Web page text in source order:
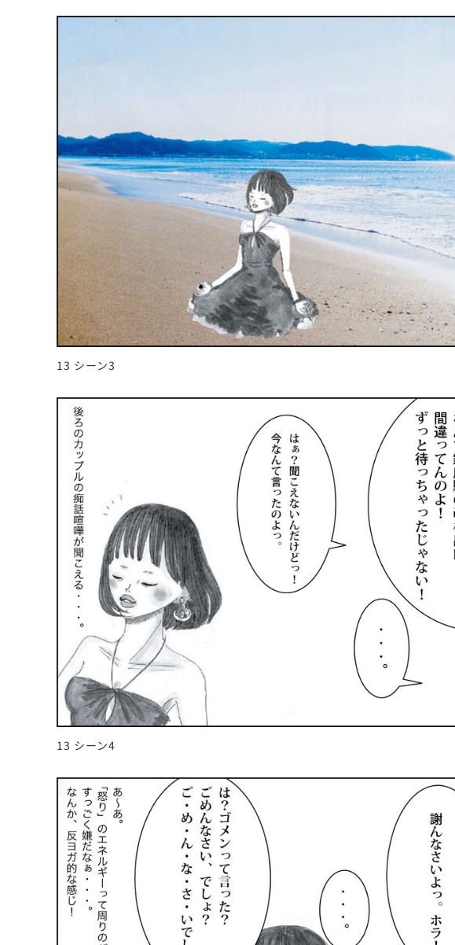
13 シーン3
13 シーン4